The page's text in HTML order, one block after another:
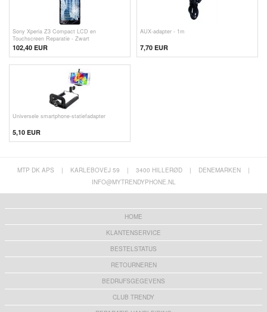
Sony Xperia Z3 Compact LCD en
Touchscreen Reparatie - Zwart
102,40 EUR
AUX-adapter - 1m
7,70 EUR
Universele smartphone-statiefadapter
5,10 EUR
MTP DK APS | KARLEBOVEJ 59 | 3400 HILLERØD | DENEMARKEN
|
INFO@MYTRENDYPHONE.NL
HOME
KLANTENSERVICE
BESTELSTATUS
RETOURNEREN
BEDRIJFSGEGEVENS
CLUB TRENDY